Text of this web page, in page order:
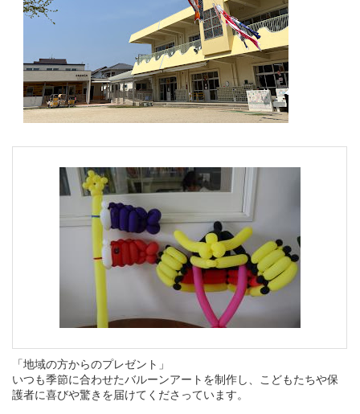
「地域の方からのプレゼント」
いつも季節に合わせたバルーンアートを制作し、こどもたちや保
護者に喜びや驚きを届けてくださっています。